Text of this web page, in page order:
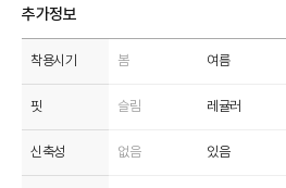
추가정보
착용시기 봄 여름
핏 슬림 레귤러
신축성 없음 있음